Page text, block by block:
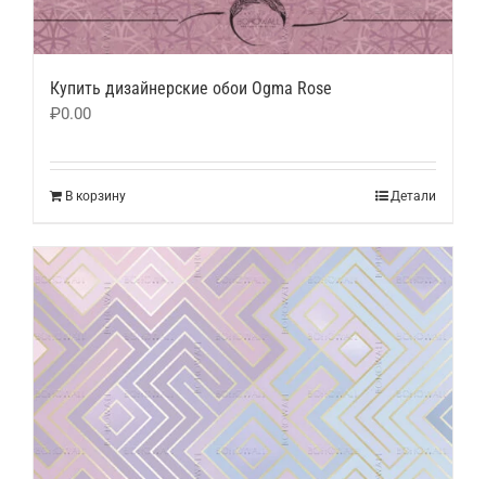
Купить дизайнерские обои Ogma Rose
₽0.00
В корзину Детали